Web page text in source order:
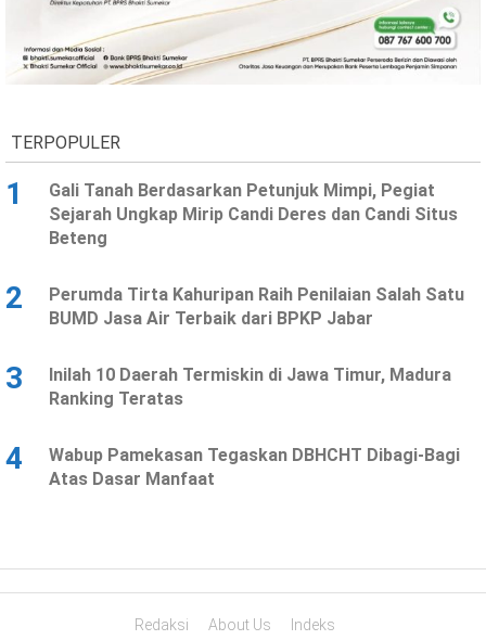
News
Indonesia
TERPOPULER
1
Gali Tanah Berdasarkan Petunjuk Mimpi, Pegiat
Sejarah Ungkap Mirip Candi Deres dan Candi Situs
Beteng
2
Perumda Tirta Kahuripan Raih Penilaian Salah Satu
BUMD Jasa Air Terbaik dari BPKP Jabar
3
Inilah 10 Daerah Termiskin di Jawa Timur, Madura
Ranking Teratas
4
Wabup Pamekasan Tegaskan DBHCHT Dibagi-Bagi
Atas Dasar Manfaat
Redaksi About Us Indeks